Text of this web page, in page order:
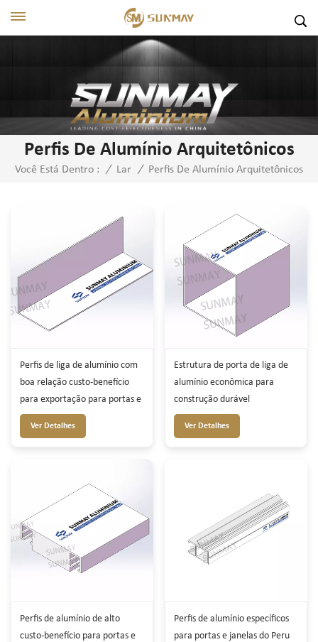
Perfis De Alumínio Arquitetônicos
Você Está Dentro : / Lar / Perfis De Alumínio Arquitetônicos
Perfis de liga de alumínio com
boa relação custo-benefício
para exportação para portas e
janelas
Ver Detalhes
Estrutura de porta de liga de
alumínio econômica para
construção durável
Ver Detalhes
Perfis de alumínio de alto
custo-benefício para portas e
Perfis de alumínio específicos
para portas e janelas do Peru